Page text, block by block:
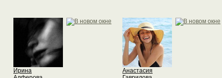
Ирина
Анастасия